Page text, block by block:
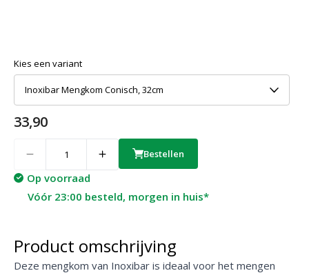
Kies een variant
Inoxibar Mengkom Conisch, 32cm
33,90
Bestellen
Op voorraad
Vóór 23:00 besteld, morgen in huis*
Product omschrijving
Deze mengkom van Inoxibar is ideaal voor het mengen